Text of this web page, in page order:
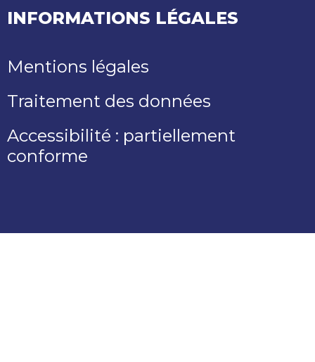
INFORMATIONS LÉGALES
Mentions légales
Traitement des données
Accessibilité : partiellement
conforme